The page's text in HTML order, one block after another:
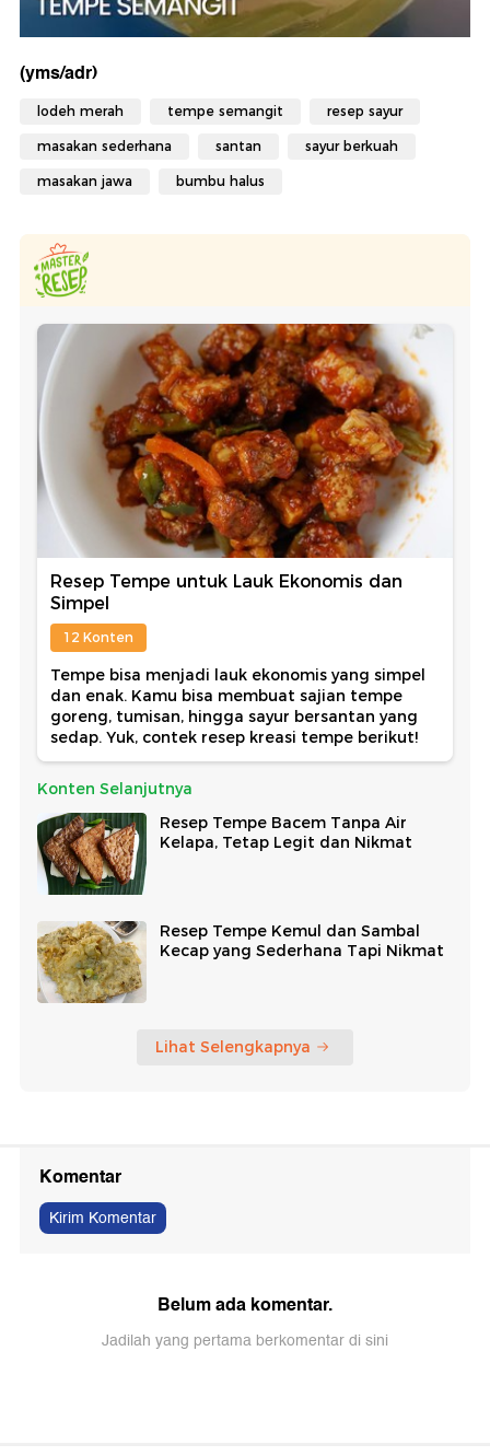
(yms/adr)
lodeh merah tempe semangit resep sayur
masakan sederhana santan sayur berkuah
masakan jawa bumbu halus
Resep Tempe untuk Lauk Ekonomis dan
Simpel
12 Konten
Tempe bisa menjadi lauk ekonomis yang simpel
dan enak. Kamu bisa membuat sajian tempe
goreng, tumisan, hingga sayur bersantan yang
sedap. Yuk, contek resep kreasi tempe berikut!
Konten Selanjutnya
Resep Tempe Bacem Tanpa Air
Kelapa, Tetap Legit dan Nikmat
Resep Tempe Kemul dan Sambal
Kecap yang Sederhana Tapi Nikmat
Lihat Selengkapnya
Komentar
Kirim Komentar
Belum ada komentar.
Jadilah yang pertama berkomentar di sini